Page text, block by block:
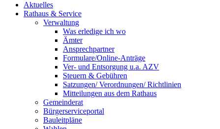
Aktuelles
Rathaus & Service
Verwaltung
Was erledige ich wo
Ämter
Ansprechpartner
Formulare/Online-Anträge
Ver- und Entsorgung u.a. AZV
Steuern & Gebühren
Satzungen/ Verordnungen/ Richtlinien
Mitteilungen aus dem Rathaus
Gemeinderat
Bürgerserviceportal
Bauleitpläne